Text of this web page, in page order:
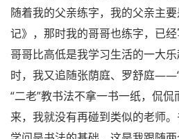
随着我的父亲练字，我的父亲主
记》，那时我的哥哥也练字，已
哥哥比高低是我学习生活的一大
时，我又追随张荫庭、罗舒庭——“
“二老”教书法不拿一书一纸，侃
来，我就没有再碰到类似的老师。